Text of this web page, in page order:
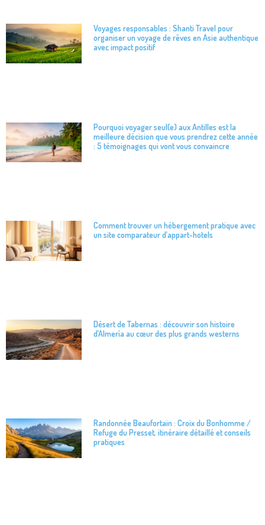
Voyages responsables : Shanti Travel pour
organiser un voyage de rêves en Asie authentique
avec impact positif
Pourquoi voyager seul(e) aux Antilles est la
meilleure décision que vous prendrez cette année
: 5 témoignages qui vont vous convaincre
Comment trouver un hébergement pratique avec
un site comparateur d’appart-hotels
Désert de Tabernas : découvrir son histoire
d’Almería au cœur des plus grands westerns
Randonnée Beaufortain : Croix du Bonhomme /
Refuge du Presset, itinéraire détaillé et conseils
pratiques